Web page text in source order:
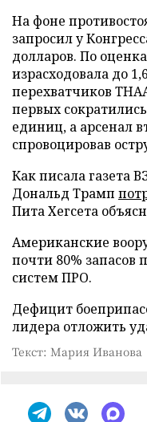
На фоне
запросил у
долларов. По
израсходовала до
перехватчиков
первых
единиц, а арсенал
спровоцировав
Как писала газета
Дональд Трамп
Пита Хегсета
Американские
почти 80% запасов
систем ПРО.
Дефицит
лидера отложить
Текст: Мария Иванова